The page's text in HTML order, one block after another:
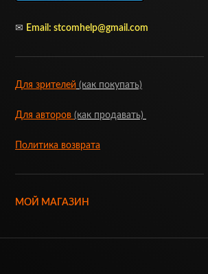
✉ Email: stcomhelp@gmail.com
Для зрителей (как покупать)
Для авторов (как продавать)
Политика возврата
МОЙ МАГАЗИН